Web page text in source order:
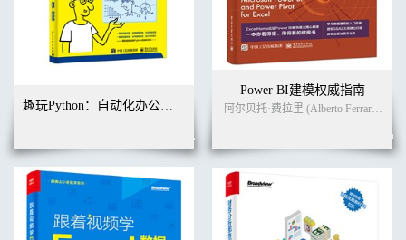
Power BI建模权威指南